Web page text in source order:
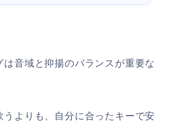
は音域と抑揚のバランスが重要な
うよりも、自分に合ったキーで安